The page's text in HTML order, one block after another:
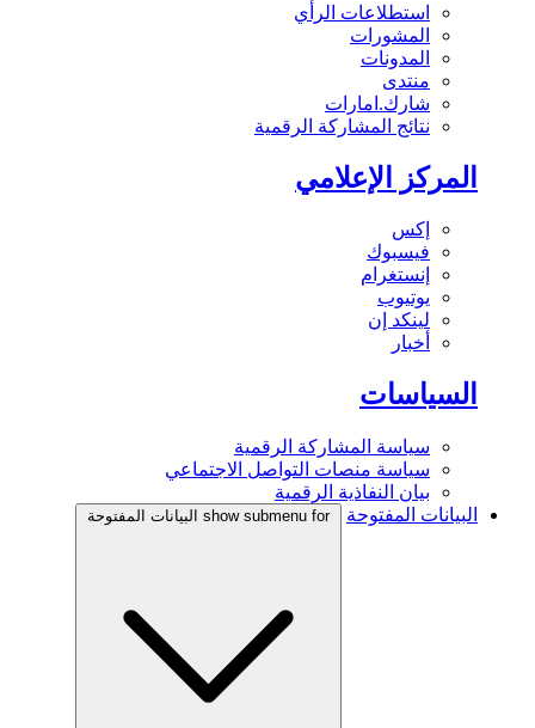
استطلاعات الرأي
المشورات
المدونات
منتدى
شارك.امارات
نتائج المشاركة الرقمية
المركز الإعلامي
إكس
فيسبوك
إنستغرام
يوتيوب
لينكد إن
أخبار
السياسات
سياسة المشاركة الرقمية
سياسة منصات التواصل الاجتماعي
بيان النفاذية الرقمية
البيانات المفتوحة
show submenu for البيانات المفتوحة